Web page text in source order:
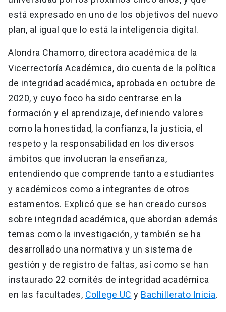
está expresado en uno de los objetivos del nuevo
plan, al igual que lo está la inteligencia digital.
Alondra Chamorro, directora académica de la
Vicerrectoría Académica, dio cuenta de la política
de integridad académica, aprobada en octubre de
2020, y cuyo foco ha sido centrarse en la
formación y el aprendizaje, definiendo valores
como la honestidad, la confianza, la justicia, el
respeto y la responsabilidad en los diversos
ámbitos que involucran la enseñanza,
entendiendo que comprende tanto a estudiantes
y académicos como a integrantes de otros
estamentos. Explicó que se han creado cursos
sobre integridad académica, que abordan además
temas como la investigación, y también se ha
desarrollado una normativa y un sistema de
gestión y de registro de faltas, así como se han
instaurado 22 comités de integridad académica
en las facultades, College UC y Bachillerato Inicia.